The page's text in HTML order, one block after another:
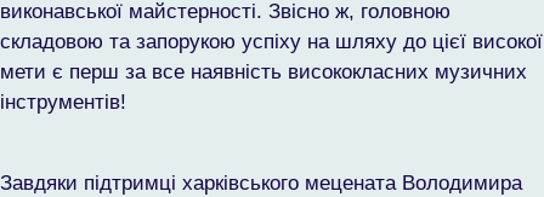
виконавської майстерності. Звісно ж, головною
складовою та запорукою успіху на шляху до цієї високої
мети є перш за все наявність висококласних музичних
інструментів!
Завдяки підтримці харківського мецената Володимира